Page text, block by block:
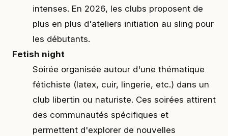
intenses. En 2026, les clubs proposent de
plus en plus d'ateliers initiation au sling pour
les débutants.
Fetish night
Soirée organisée autour d'une thématique
fétichiste (latex, cuir, lingerie, etc.) dans un
club libertin ou naturiste. Ces soirées attirent
des communautés spécifiques et
permettent d'explorer de nouvelles